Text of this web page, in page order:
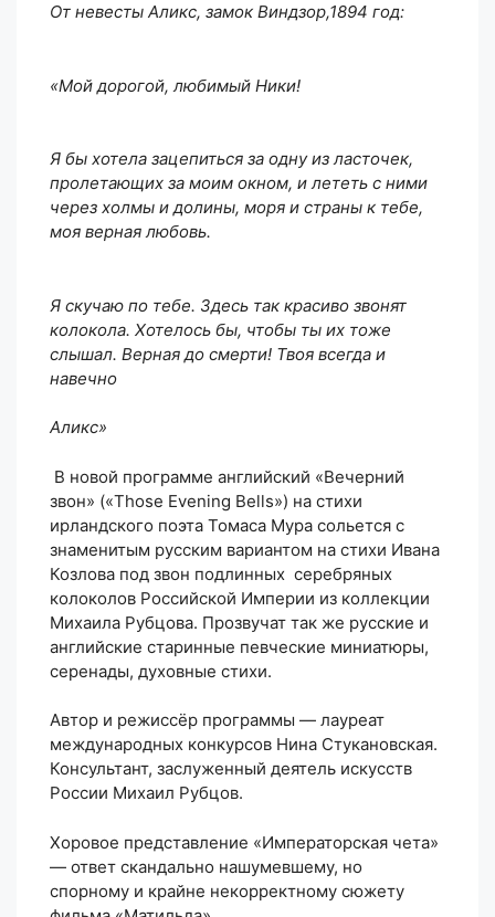
От невесты Аликс, замок Виндзор,1894 год:
«Мой дорогой, любимый Ники!
Я бы хотела зацепиться за одну из ласточек,
пролетающих за моим окном, и лететь с ними
через холмы и долины, моря и страны к тебе,
моя верная любовь.
Я скучаю по тебе. Здесь так красиво звонят
колокола. Хотелось бы, чтобы ты их тоже
слышал. Верная до смерти! Твоя всегда и
навечно
Аликс»
В новой программе английский «Вечерний
звон» («Those Evening Bells») на стихи
ирландского поэта Томаса Мура сольется с
знаменитым русским вариантом на стихи Ивана
Козлова под звон подлинных серебряных
колоколов Российской Империи из коллекции
Михаила Рубцова. Прозвучат так же русские и
английские старинные певческие миниатюры,
серенады, духовные стихи.
Автор и режиссёр программы — лауреат
международных конкурсов Нина Стукановская.
Консультант, заслуженный деятель искусств
России Михаил Рубцов.
Хоровое представление «Императорская чета»
— ответ скандально нашумевшему, но
спорному и крайне некорректному сюжету